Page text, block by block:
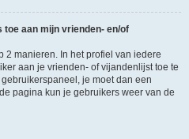
aan mijn vrienden- en/of
2 manieren. In het profiel van iedere
aan je vrienden- of vijandenlijst toe te
je moet dan een
pagina kun je gebruikers weer van de